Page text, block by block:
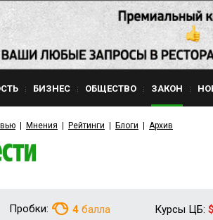
БИЗНЕС ОБЩЕСТВО ЗАКОН
Мнения Рейтинги Блоги Архив
Пробки: 4 балла Курсы ЦБ: